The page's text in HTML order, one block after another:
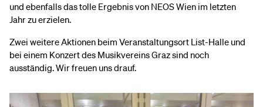
und ebenfalls das tolle Ergebnis von NEOS Wien im letzten
Jahr zu erzielen.
Zwei weitere Aktionen beim Veranstaltungsort List-Halle und
bei einem Konzert des Musikvereins Graz sind noch
ausständig. Wir freuen uns drauf.